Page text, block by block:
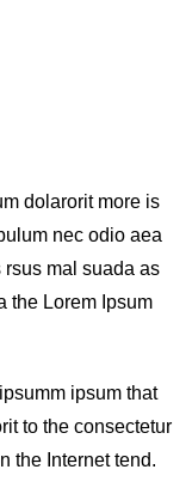
dolarorit more is
nec odio aea
mal suada as
the Lorem Ipsum
ipsum that
to the consectetur
the Internet tend.